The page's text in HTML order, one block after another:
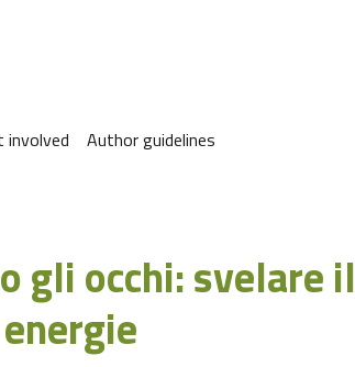
involved Author guidelines
gli occhi: svelare il